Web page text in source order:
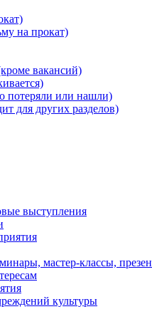
на прокат)
вакансий)
потеряли или нашли)
для других разделов)
выступления
мастер-классы,
культуры